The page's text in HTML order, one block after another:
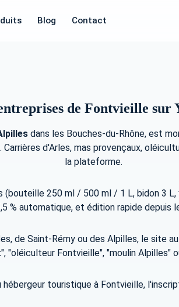
Blog Contact
de Fontvieille sur
dans les Bouches-du-Rhône, est
d'Arles, mas provençaux,
la plateforme.
250 ml / 500 ml / 1 L, bidon 3
% automatique, et édition rapide depuis
de Saint-Rémy ou des Alpilles, le
"oléiculteur Fontvieille", "moulin Alpilles"
touristique à Fontvieille,